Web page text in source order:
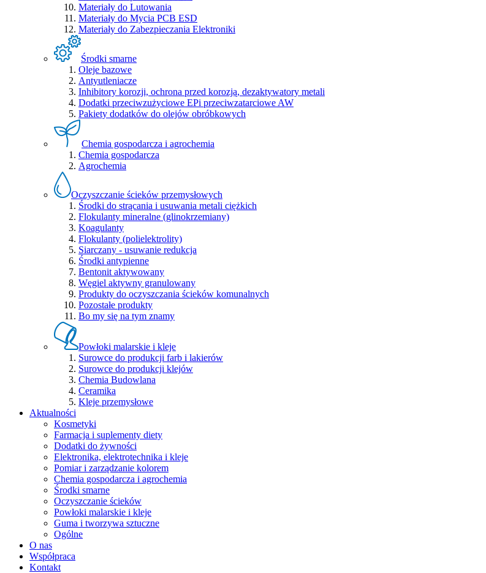
Materiały do Lutowania
Materiały do Mycia PCB ESD
Materiały do Zabezpieczania Elektroniki
Środki smarne
Oleje bazowe
Antyutleniacze
Inhibitory korozji, ochrona przed korozją, dezaktywatory metali
Dodatki przeciwzużyciowe EPi przeciwzatarciowe AW
Pakiety dodatków do olejów obróbkowych
Chemia gospodarcza i agrochemia
Chemia gospodarcza
Agrochemia
Oczyszczanie ścieków przemysłowych
Środki do strącania i usuwania metali ciężkich
Flokulanty mineralne (glinokrzemiany)
Koagulanty
Flokulanty (polielektrolity)
Siarczany - usuwanie redukcja
Środki antypienne
Bentonit aktywowany
Węgiel aktywny granulowany
Produkty do oczyszczania ścieków komunalnych
Pozostałe produkty
Bo my się na tym znamy
Powłoki malarskie i kleje
Surowce do produkcji farb i lakierów
Surowce do produkcji klejów
Chemia Budowlana
Ceramika
Kleje przemysłowe
Aktualności
Kosmetyki
Farmacja i suplementy diety
Dodatki do żywności
Elektronika, elektrotechnika i kleje
Pomiar i zarządzanie kolorem
Chemia gospodarcza i agrochemia
Środki smarne
Oczyszczanie ścieków
Powłoki malarskie i kleje
Guma i tworzywa sztuczne
Ogólne
O nas
Współpraca
Kontakt